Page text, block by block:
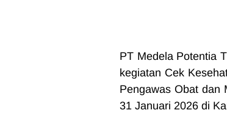
PT Medela Potentia
kegiatan Cek
Pengawas Obat dan
31 Januari 2026 di